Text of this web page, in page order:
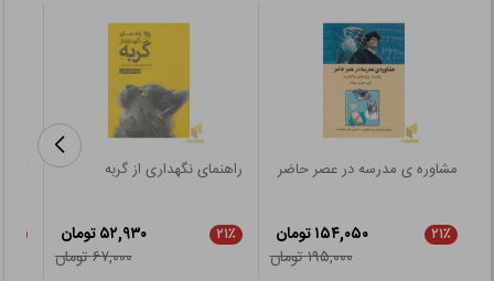
مشاوره ی مدرسه در عصر حاضر
۲۱٪
۱۵۴,۰۵۰ تومان
۱۹۵,۰۰۰ تومان
راهنمای نگهداری از گربه
۲۱٪
۵۲,۹۳۰ تومان
۶۷,۰۰۰ تومان